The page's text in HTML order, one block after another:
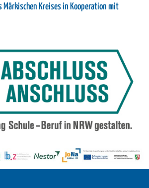
Märkischen Kreises in Kooperation mit